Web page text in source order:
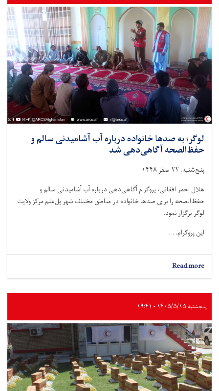
لوگر؛ به صدها خانواده درباره آب آشامیدنی سالم و
حفظ‌الصحه آگاهی‌دهی شد
پنج‌شنبه، ۲۲ صفر ۱۴۴۸
هلال احمر افغانی، پروگرام آگاهی‌دهی درباره آب آشامیدنی سالم و
حفظ‌الصحه را برای صدها خانواده در مناطق مختلف شهر پل‌علم مرکز ولایت
لوگر برگزار نمود.
این پروگرام. . .
Read more
لوگر؛
صدها
خانواده
آب
آشامیدنی
سالم
و
حفظ‌الصحه
آگاهی‌دهی
شد
پنجشنبه ۱۴۰۵/۵/۱۵ - ۱۹:۴۱